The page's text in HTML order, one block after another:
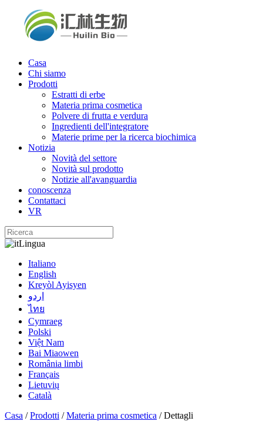
Casa
Chi siamo
Prodotti
Estratti di erbe
Materia prima cosmetica
Polvere di frutta e verdura
Ingredienti dell'integratore
Materie prime per la ricerca biochimica
Notizia
Novità del settore
Novità sul prodotto
Notizie all'avanguardia
conoscenza
Contattaci
VR
Lingua
Italiano
English
Kreyòl Ayisyen
اردو
ไทย
Cymraeg
Polski
Việt Nam
Bai Miaowen
România limbi
Français
Lietuvių
Català
Casa /Prodotti /Materia prima cosmetica / Dettagli